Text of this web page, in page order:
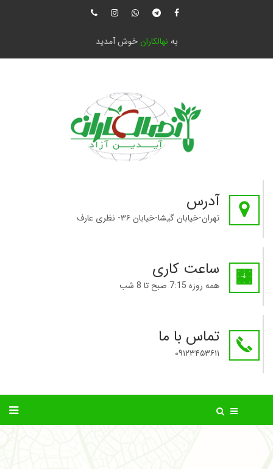
به نهالکاران خوش آمدید
آدرس
تهران-خیابان گیشا-خیابان ۳۶- نظری عارف
ساعت کاری
همه روزه 7:15 صبح تا 8 شب
تماس با ما
۰۹۱۲۳۴۵۳۶۱۱